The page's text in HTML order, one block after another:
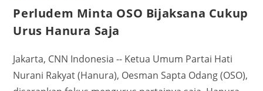
Perludem Minta OSO Bijaksana Cukup
Urus Hanura Saja
Jakarta, CNN Indonesia -- Ketua Umum Partai Hati
Nurani Rakyat (Hanura), Oesman Sapta Odang (OSO),